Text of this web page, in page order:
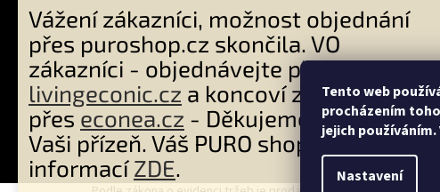
Tento web
procházením
jejich
Nastavení
Vážení zákazníci, možnost objednání
přes puroshop.cz skončila. VO
zákazníci - objednávejte přes
livingeconic.cz a koncoví zákazníci
přes econea.cz - Děkujeme Vám za
Vaši přízeň. Váš PURO shop tým. Více
informacíZDE.
Copyright 2026PURO shop. Všechna práva vyhrazena.